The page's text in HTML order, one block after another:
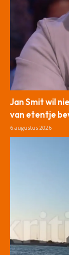
Jan Smit wil
van etentje
6 augustus 2026